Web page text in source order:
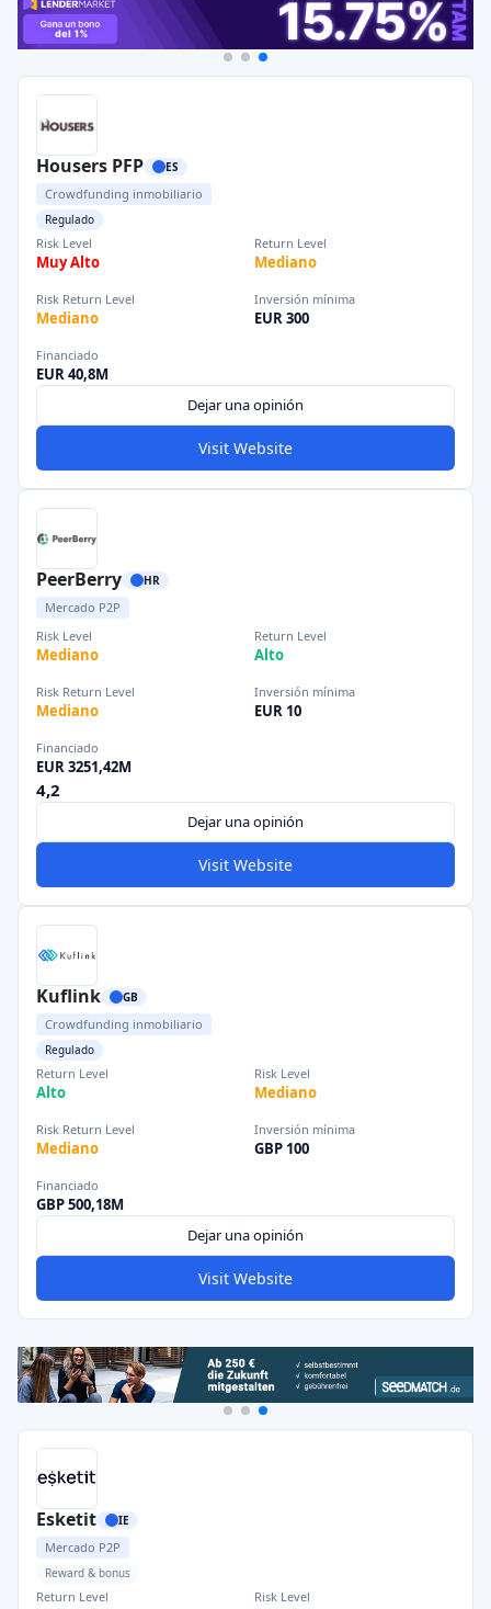
Housers PFP ES
Crowdfunding inmobiliario
Regulado
Risk Level
Muy Alto
Return Level
Mediano
Risk Return Level
Mediano
Inversión mínima
EUR 300
Financiado
EUR 40,8M
Dejar una opinión
Visit Website
PeerBerry HR
Mercado P2P
Risk Level
Mediano
Return Level
Alto
Risk Return Level
Mediano
Inversión mínima
EUR 10
Financiado
EUR 3251,42M
4,2
Dejar una opinión
Visit Website
Kuflink GB
Crowdfunding inmobiliario
Regulado
Return Level
Alto
Risk Level
Mediano
Risk Return Level
Mediano
Inversión mínima
GBP 100
Financiado
GBP 500,18M
Dejar una opinión
Visit Website
Esketit IE
Mercado P2P
Reward & bonus
Return Level Risk Level